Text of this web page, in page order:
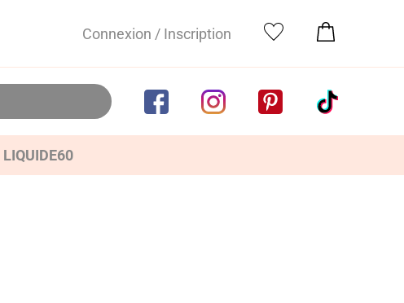
Connexion / Inscription
LIQUIDE60